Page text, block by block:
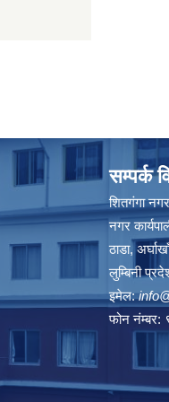
सम्पर्क
शितगंगा
नगर
ठाडा,
लुम्बिनी
इमेल:
फोन